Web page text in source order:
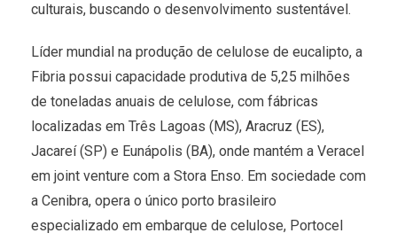
culturais, buscando o desenvolvimento sustentável.
Líder mundial na produção de celulose de eucalipto, a
Fibria possui capacidade produtiva de 5,25 milhões
de toneladas anuais de celulose, com fábricas
localizadas em Três Lagoas (MS), Aracruz (ES),
Jacareí (SP) e Eunápolis (BA), onde mantém a Veracel
em joint venture com a Stora Enso. Em sociedade com
a Cenibra, opera o único porto brasileiro
especializado em embarque de celulose, Portocel